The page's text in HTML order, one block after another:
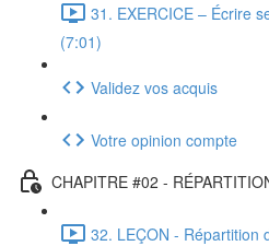
31. EXERCICE – Écrire
(7:01)
Validez vos acquis
Votre opinion compte
CHAPITRE #02 -
32. LEÇON - Répartition